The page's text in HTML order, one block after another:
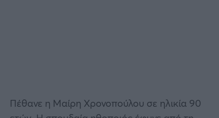
Πέθανε η Μαίρη Χρονοπούλου σε ηλικία 90